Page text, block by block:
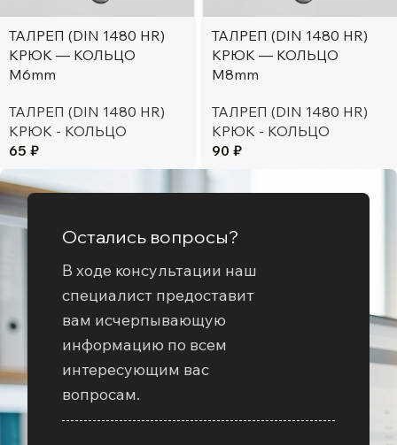
ТАЛРЕП (DIN 1480 HR)
КРЮК — КОЛЬЦО
М6mm
ТАЛРЕП (DIN 1480 HR)
КРЮК - КОЛЬЦО
65 ₽
ТАЛРЕП (DIN 1480 HR)
КРЮК — КОЛЬЦО
М8mm
ТАЛРЕП (DIN 1480 HR)
КРЮК - КОЛЬЦО
90 ₽
Остались вопросы?
В ходе консультации наш
специалист предоставит
вам исчерпывающую
информацию по всем
интересующим вас
вопросам.